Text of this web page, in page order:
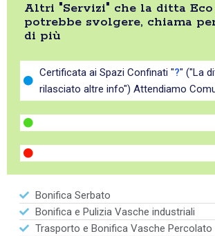
Altri "Servizi" che la ditta
potrebbe svolgere, chiama
di più
Certificata ai Spazi Confinati "?" ("La
rilasciato altre info") Attendiamo
Bonifica Serbato
Bonifica e Pulizia Vasche industriali
Trasporto e Bonifica Vasche Percolato